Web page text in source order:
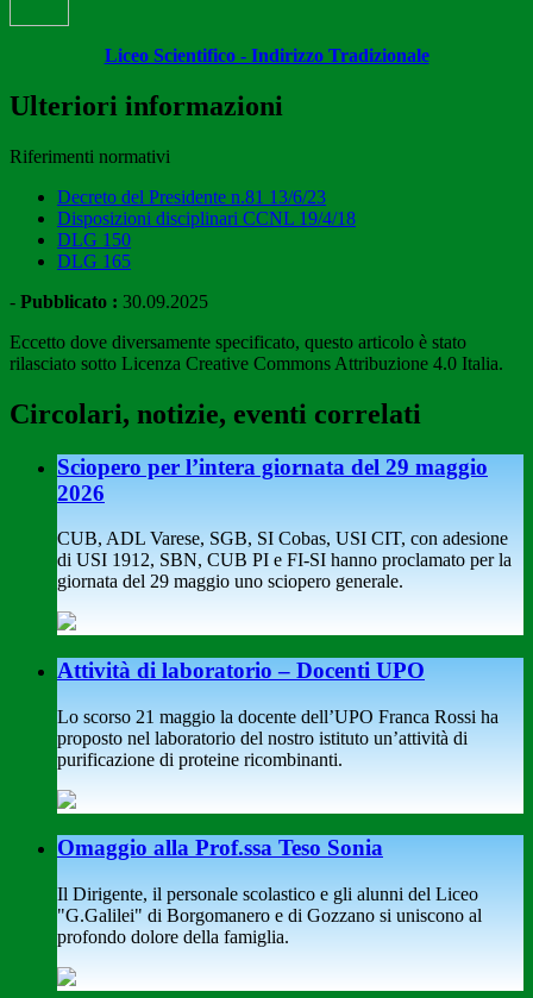
Liceo Scientifico - Indirizzo Tradizionale
Ulteriori informazioni
Riferimenti normativi
Decreto del Presidente n.81 13/6/23
Disposizioni disciplinari CCNL 19/4/18
DLG 150
DLG 165
- Pubblicato : 30.09.2025
Eccetto dove diversamente specificato, questo articolo è stato
rilasciato sotto Licenza Creative Commons Attribuzione 4.0 Italia.
Circolari, notizie, eventi correlati
Sciopero per l’intera giornata del 29 maggio
2026
CUB, ADL Varese, SGB, SI Cobas, USI CIT, con adesione
di USI 1912, SBN, CUB PI e FI-SI hanno proclamato per la
giornata del 29 maggio uno sciopero generale.
Attività di laboratorio – Docenti UPO
Lo scorso 21 maggio la docente dell’UPO Franca Rossi ha
proposto nel laboratorio del nostro istituto un’attività di
purificazione di proteine ricombinanti.
Omaggio alla Prof.ssa Teso Sonia
Il Dirigente, il personale scolastico e gli alunni del Liceo
"G.Galilei" di Borgomanero e di Gozzano si uniscono al
profondo dolore della famiglia.